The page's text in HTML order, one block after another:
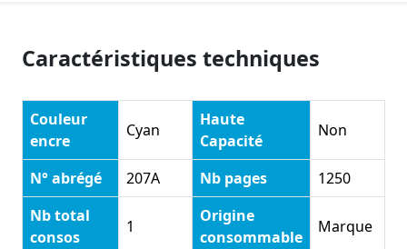
Caractéristiques techniques
Couleur
encre
Cyan
Haute
Capacité
Non
N° abrégé 207A Nb pages
1250
Nb total
consos
1
Origine
consommable
Marque